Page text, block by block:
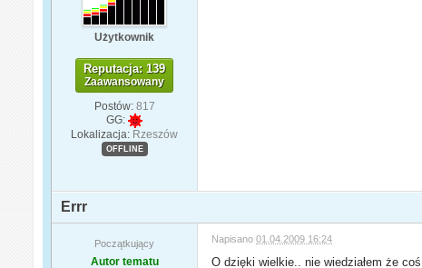
Użytkownik
Reputacja: 139
Zaawansowany
Postów: 817
GG:
Lokalizacja: Rzeszów
OFFLINE
Errr
Początkujący
Autor tematu
Napisano01.04.2009 16:24
O dzięki wielkie.. nie wiedziałem że